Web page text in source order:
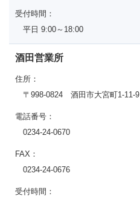
受付時間：
平日 9:00～18:00
酒田営業所
住所：
〒998-0824 酒田市大宮町1-11-9
電話番号：
0234-24-0670
FAX：
0234-24-0676
受付時間：